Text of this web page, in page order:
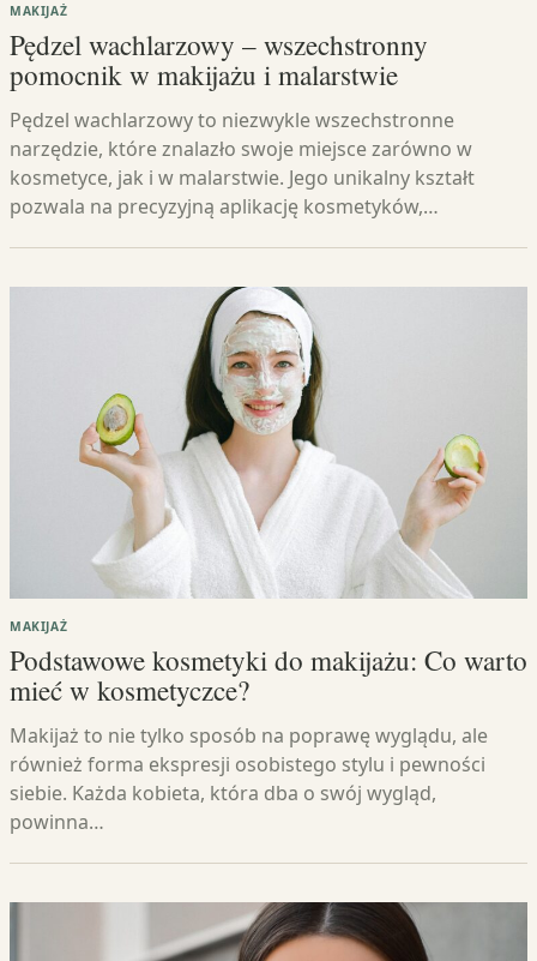
MAKIJAŻ
Pędzel wachlarzowy – wszechstronny
pomocnik w makijażu i malarstwie
Pędzel wachlarzowy to niezwykle wszechstronne
narzędzie, które znalazło swoje miejsce zarówno w
kosmetyce, jak i w malarstwie. Jego unikalny kształt
pozwala na precyzyjną aplikację kosmetyków,…
MAKIJAŻ
Podstawowe kosmetyki do makijażu: Co warto
mieć w kosmetyczce?
Makijaż to nie tylko sposób na poprawę wyglądu, ale
również forma ekspresji osobistego stylu i pewności
siebie. Każda kobieta, która dba o swój wygląd,
powinna…